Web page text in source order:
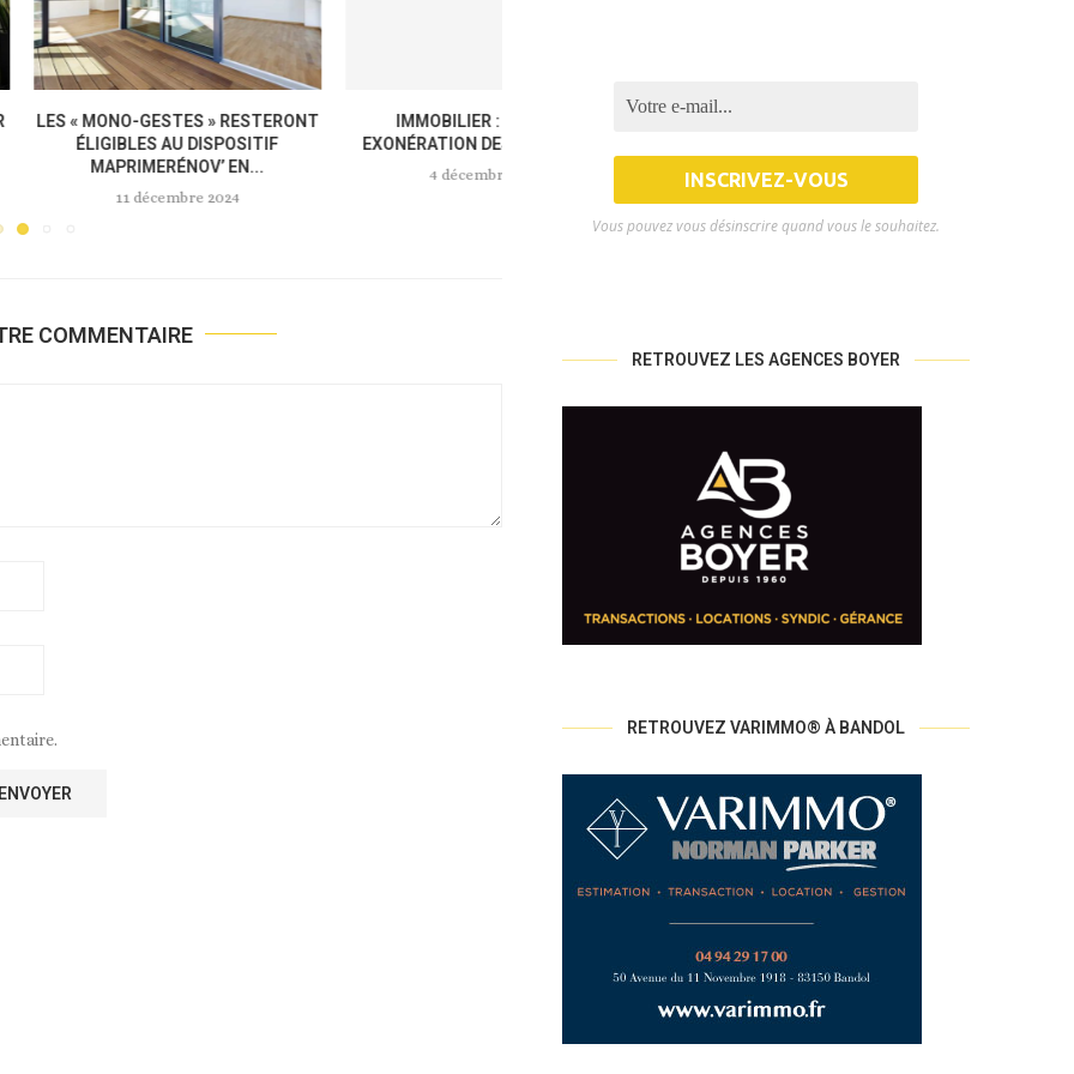
2025 ET SUR
2024
MEUBLÉS DE TOURISME : LA
NOUVELLE LOI « ANTI-AIRBNB »...
11 novembre 2024
Vous pouvez vous désinscrire quand vous le souhaitez.
RETROUVEZ LES AGENCES BOYER
RETROUVEZ VARIMMO® À BANDOL